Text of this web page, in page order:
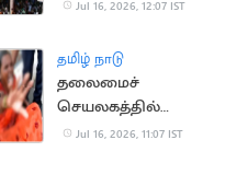
Jul 16, 2026, 12:07 IST
தமிழ் நாடு
தலைமைச்
செயலகத்தில்
தீக்குளிக்க முயன்ற
Jul 16, 2026, 11:07 IST